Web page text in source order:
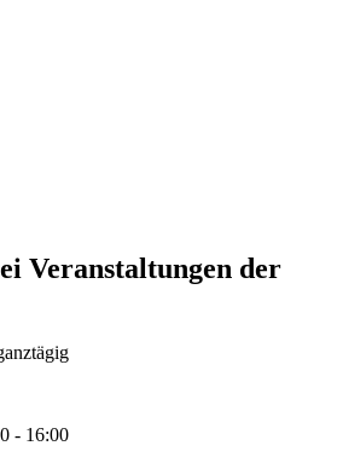
Veranstaltungen der
- 16:00